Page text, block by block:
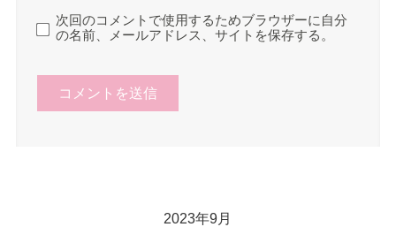
次回のコメントで使用するためブラウザーに自分
の名前、メールアドレス、サイトを保存する。
2023年9月